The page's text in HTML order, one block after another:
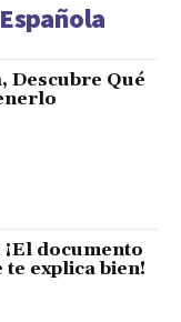
Descubre Qué
documento
te explica bien!